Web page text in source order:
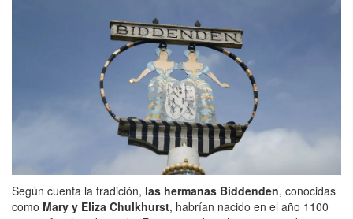
Según cuenta la tradición, las hermanas Biddenden, conocidas
como Mary y Eliza Chulkhurst, habrían nacido en el año 1100